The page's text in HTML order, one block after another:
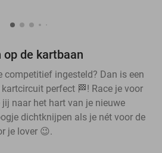
op de kartbaan
ingesteld? Dan is een
perfect 🏁! Race je voor
naar het hart van je nieuwe
dichtknijpen als je nét voor de
je lover 😉.